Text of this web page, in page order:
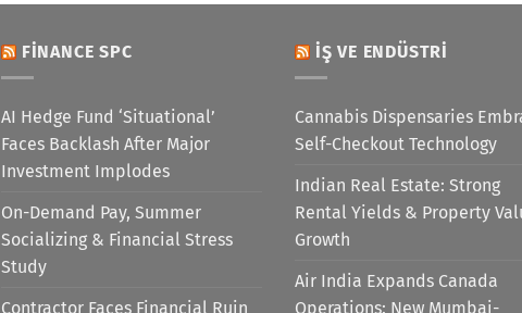
FINANCE SPC
AI Hedge Fund ‘Situational’
Faces Backlash After Major
Investment Implodes
On-Demand Pay, Summer
Socializing & Financial Stress
Study
Contractor Faces Financial Ruin
İŞ VE ENDÜSTRI
Cannabis Dispensaries
Self-Checkout Technology
Indian Real Estate: Strong
Rental Yields & Property
Growth
Air India Expands Canada
Operations: New Mumbai-